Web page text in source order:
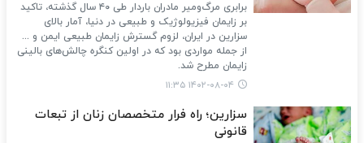
برابری مرگ‌ومیر مادران باردار طی ۴۰ سال گذشته، تاکید
بر زایمان فیزیولوژیک و طبیعی در دنیا، آمار بالای
سزارین در ایران، لزوم گسترش زایمان طبیعی ایمن و ...
از جمله مواردی بود که در اولین کنگره چالش‌های بالینی
زایمان مطرح شد.
۱۴۰۲-۰۸-۰۴ ۱۱:۳۵
سزارین؛ راه فرار متخصصان زنان از تبعات
قانونی